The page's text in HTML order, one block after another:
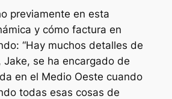
previamente en esta
y cómo factura en
“Hay muchos detalles de
Jake, se ha encargado de
en el Medio Oeste cuando
todas esas cosas de